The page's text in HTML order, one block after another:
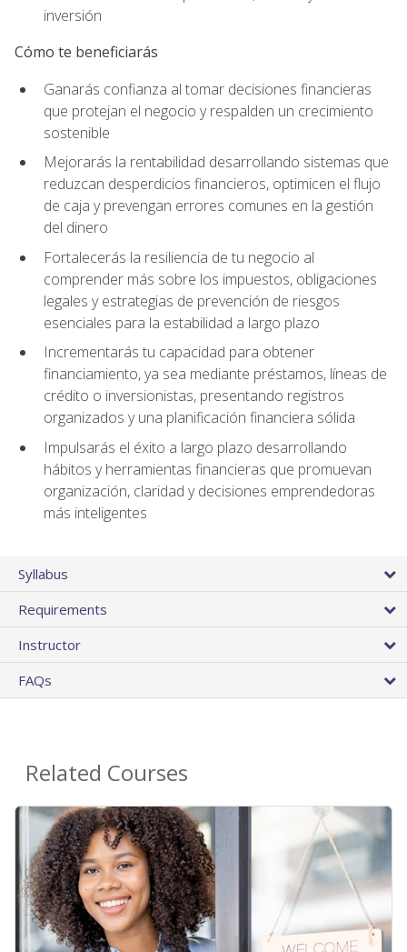
inversión
Cómo te beneficiarás
Ganarás confianza al tomar decisiones financieras
que protejan el negocio y respalden un crecimiento
sostenible
Mejorarás la rentabilidad desarrollando sistemas que
reduzcan desperdicios financieros, optimicen el flujo
de caja y prevengan errores comunes en la gestión
del dinero
Fortalecerás la resiliencia de tu negocio al
comprender más sobre los impuestos, obligaciones
legales y estrategias de prevención de riesgos
esenciales para la estabilidad a largo plazo
Incrementarás tu capacidad para obtener
financiamiento, ya sea mediante préstamos, líneas de
crédito o inversionistas, presentando registros
organizados y una planificación financiera sólida
Impulsarás el éxito a largo plazo desarrollando
hábitos y herramientas financieras que promuevan
organización, claridad y decisiones emprendedoras
más inteligentes
Syllabus
Requirements
Instructor
FAQs
Related Courses